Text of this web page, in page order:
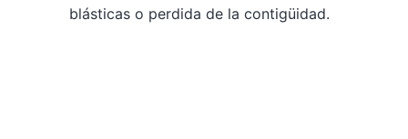
blásticas o perdida de la contigüidad.